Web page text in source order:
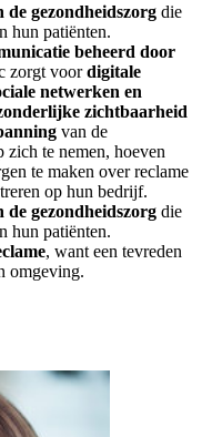
de gezondheidszorg die
hun patiënten.
beheerd door
zorgt voordigitale
netwerken en
zichtbaarheid
van de
zich te nemen, hoeven
te maken over reclame
op hun bedrijf.
de gezondheidszorg die
hun patiënten.
, want een tevreden
omgeving.